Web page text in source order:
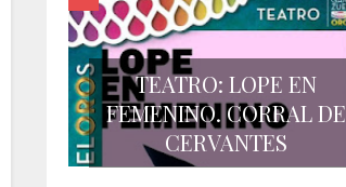
TEATRO: LOPE EN
FEMENINO. CORRAL DE
CERVANTES